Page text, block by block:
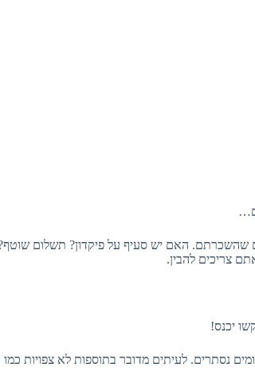
האם יש סעיף על פיקדון? תשלום
צריכים להבין.
יכנס!
נסתרים. לעיתים מדובר בתוספות לא צפויות